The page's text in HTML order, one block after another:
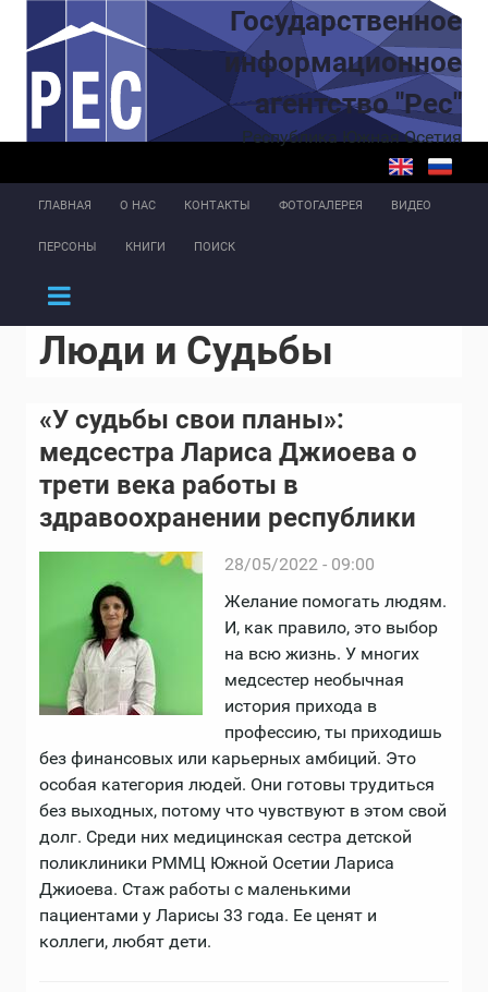
Перейти к основному содержаниюГосударственное
информационное
агентство "Рес"
Республика Южная Осетия
ГЛАВНАЯ О НАС КОНТАКТЫ ФОТОГАЛЕРЕЯ ВИДЕО
ПЕРСОНЫ КНИГИ ПОИСК
Люди и Судьбы
«У судьбы свои планы»:
медсестра Лариса Джиоева о
трети века работы в
здравоохранении республики
28/05/2022 - 09:00
Желание помогать людям.
И, как правило, это выбор
на всю жизнь. У многих
медсестер необычная
история прихода в
профессию, ты приходишь
без финансовых или карьерных амбиций. Это
особая категория людей. Они готовы трудиться
без выходных, потому что чувствуют в этом свой
долг. Среди них медицинская сестра детской
поликлиники РММЦ Южной Осетии Лариса
Джиоева. Стаж работы с маленькими
пациентами у Ларисы 33 года. Ее ценят и
коллеги, любят дети.